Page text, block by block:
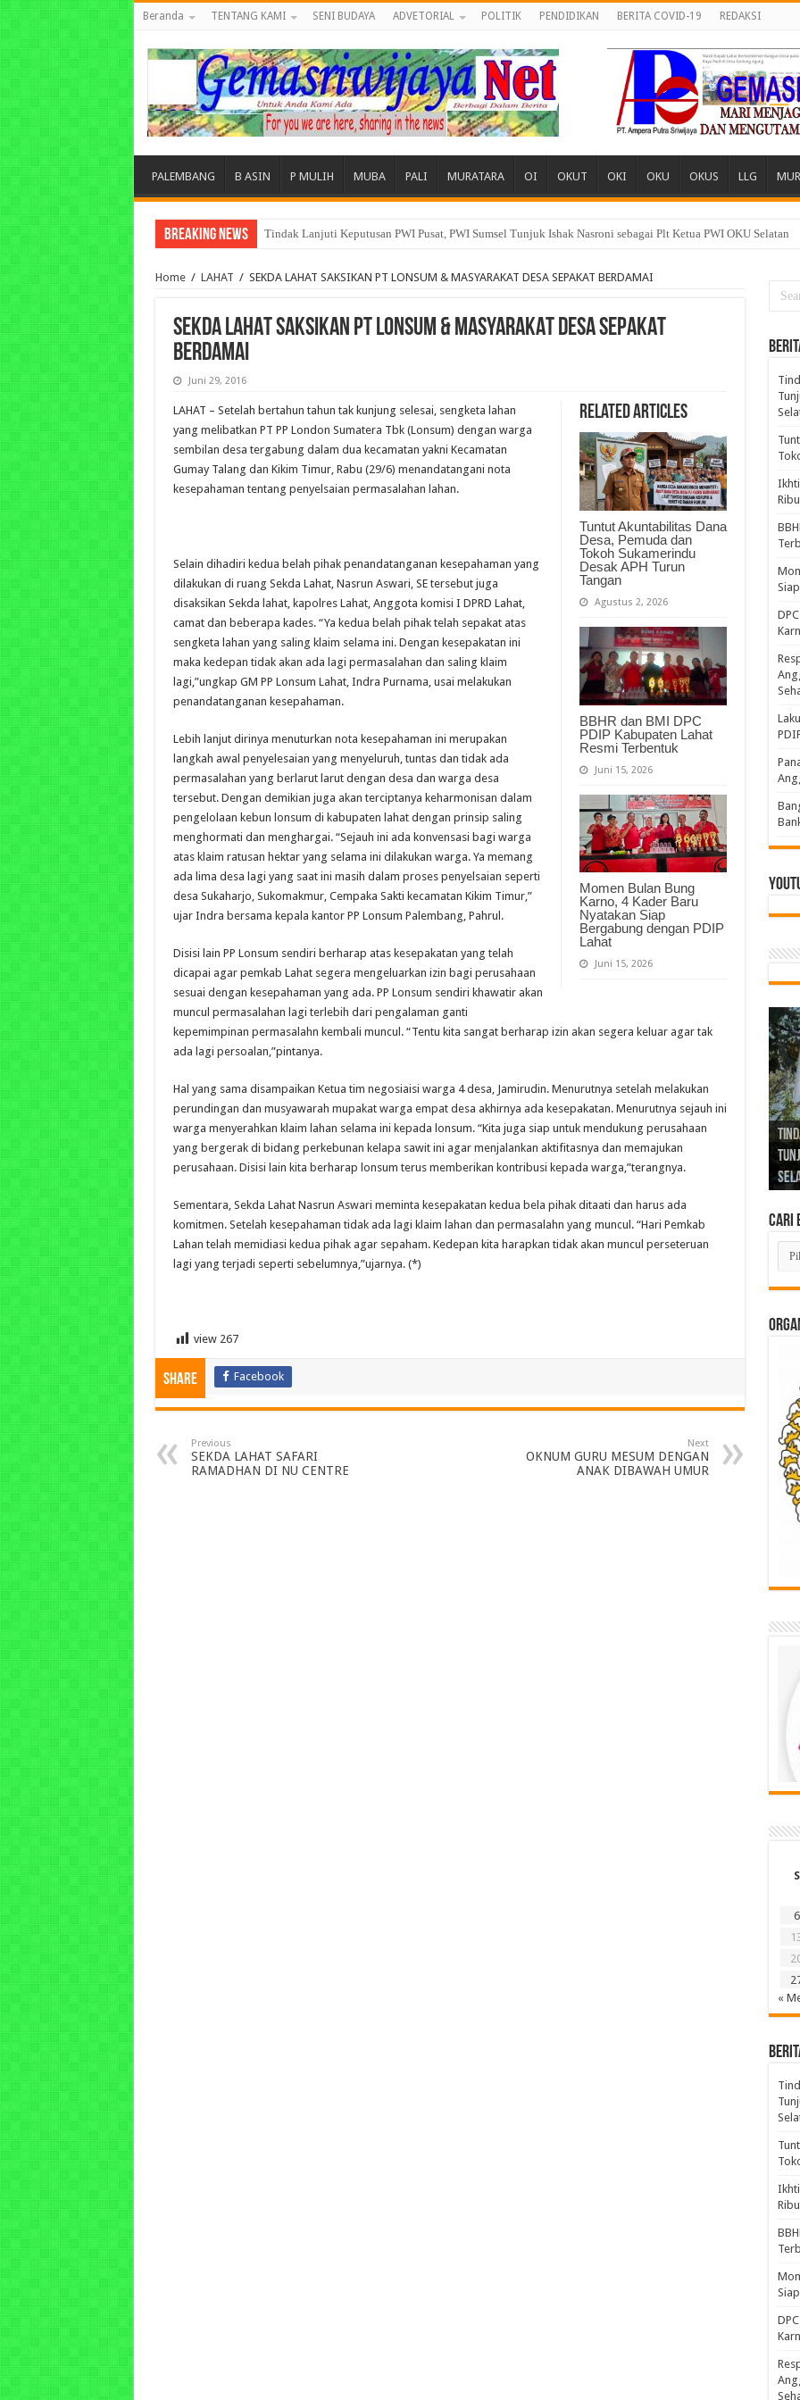
Beranda TENTANG KAMI SENI BUDAYA ADVETORIAL POLITIK PENDIDIKAN BERITA COVID-19 REDAKSI
PALEMBANG B ASIN P MULIH MUBA PALI MURATARA OI OKUT OKI OKU OKUS LLG
Breaking News Tuntut Akuntabilitas Dana Desa, Pemuda dan Tokoh Sukamerindu Desak APH Turun Tangan
Home / LAHAT / SEKDA LAHAT SAKSIKAN PT LONSUM & MASYARAKAT DESA SEPAKAT BERDAMAI
SEKDA LAHAT SAKSIKAN PT LONSUM & MASYARAKAT DESA SEPAKAT
BERDAMAI
Juni 29, 2016
Related Articles
Tuntut Akuntabilitas Dana
Desa, Pemuda dan
Tokoh Sukamerindu
Desak APH Turun
Tangan
Agustus 2, 2026
BBHR dan BMI DPC
PDIP Kabupaten Lahat
Resmi Terbentuk
Juni 15, 2026
Momen Bulan Bung
Karno, 4 Kader Baru
Nyatakan Siap
Bergabung dengan PDIP
Lahat
Juni 15, 2026
LAHAT – Setelah bertahun tahun tak kunjung selesai, sengketa lahan
yang melibatkan PT PP London Sumatera Tbk (Lonsum) dengan warga
sembilan desa tergabung dalam dua kecamatan yakni Kecamatan
Gumay Talang dan Kikim Timur, Rabu (29/6) menandatangani nota
kesepahaman tentang penyelsaian permasalahan lahan.
Selain dihadiri kedua belah pihak penandatanganan kesepahaman yang
dilakukan di ruang Sekda Lahat, Nasrun Aswari, SE tersebut juga
disaksikan Sekda lahat, kapolres Lahat, Anggota komisi I DPRD Lahat,
camat dan beberapa kades. “Ya kedua belah pihak telah sepakat atas
sengketa lahan yang saling klaim selama ini. Dengan kesepakatan ini
maka kedepan tidak akan ada lagi permasalahan dan saling klaim
lagi,”ungkap GM PP Lonsum Lahat, Indra Purnama, usai melakukan
penandatanganan kesepahaman.
Lebih lanjut dirinya menuturkan nota kesepahaman ini merupakan
langkah awal penyelesaian yang menyeluruh, tuntas dan tidak ada
permasalahan yang berlarut larut dengan desa dan warga desa
tersebut. Dengan demikian juga akan terciptanya keharmonisan dalam
pengelolaan kebun lonsum di kabupaten lahat dengan prinsip saling
menghormati dan menghargai. “Sejauh ini ada konvensasi bagi warga
atas klaim ratusan hektar yang selama ini dilakukan warga. Ya memang
ada lima desa lagi yang saat ini masih dalam proses penyelsaian seperti
desa Sukaharjo, Sukomakmur, Cempaka Sakti kecamatan Kikim Timur,”
ujar Indra bersama kepala kantor PP Lonsum Palembang, Pahrul.
Disisi lain PP Lonsum sendiri berharap atas kesepakatan yang telah
dicapai agar pemkab Lahat segera mengeluarkan izin bagi perusahaan
sesuai dengan kesepahaman yang ada. PP Lonsum sendiri khawatir akan
muncul permasalahan lagi terlebih dari pengalaman ganti
kepemimpinan permasalahn kembali muncul. “Tentu kita sangat berharap izin akan segera keluar agar tak
ada lagi persoalan,”pintanya.
Hal yang sama disampaikan Ketua tim negosiaisi warga 4 desa, Jamirudin. Menurutnya setelah melakukan
perundingan dan musyawarah mupakat warga empat desa akhirnya ada kesepakatan. Menurutnya sejauh ini
warga menyerahkan klaim lahan selama ini kepada lonsum. “Kita juga siap untuk mendukung perusahaan
yang bergerak di bidang perkebunan kelapa sawit ini agar menjalankan aktifitasnya dan memajukan
perusahaan. Disisi lain kita berharap lonsum terus memberikan kontribusi kepada warga,”terangnya.
Sementara, Sekda Lahat Nasrun Aswari meminta kesepakatan kedua bela pihak ditaati dan harus ada
komitmen. Setelah kesepahaman tidak ada lagi klaim lahan dan permasalahn yang muncul. “Hari Pemkab
Lahan telah memidiasi kedua pihak agar sepaham. Kedepan kita harapkan tidak akan muncul perseteruan
lagi yang terjadi seperti sebelumnya,”ujarnya. (*)
view 267
Share Facebook
Previous
SEKDA LAHAT SAFARI
RAMADHAN DI NU CENTRE
Next
OKNUM GURU MESUM DENGAN
ANAK DIBAWAH UMUR
Cari
Cari
di
S
6
«